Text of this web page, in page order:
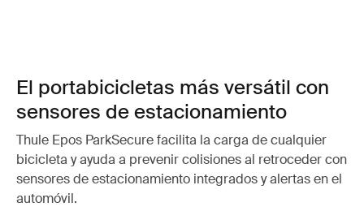
El portabicicletas más versátil con
sensores de estacionamiento
Thule Epos ParkSecure facilita la carga de cualquier
bicicleta y ayuda a prevenir colisiones al retroceder con
sensores de estacionamiento integrados y alertas en el
automóvil.